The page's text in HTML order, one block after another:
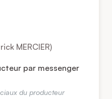
MERCIER)
par messenger
du producteur